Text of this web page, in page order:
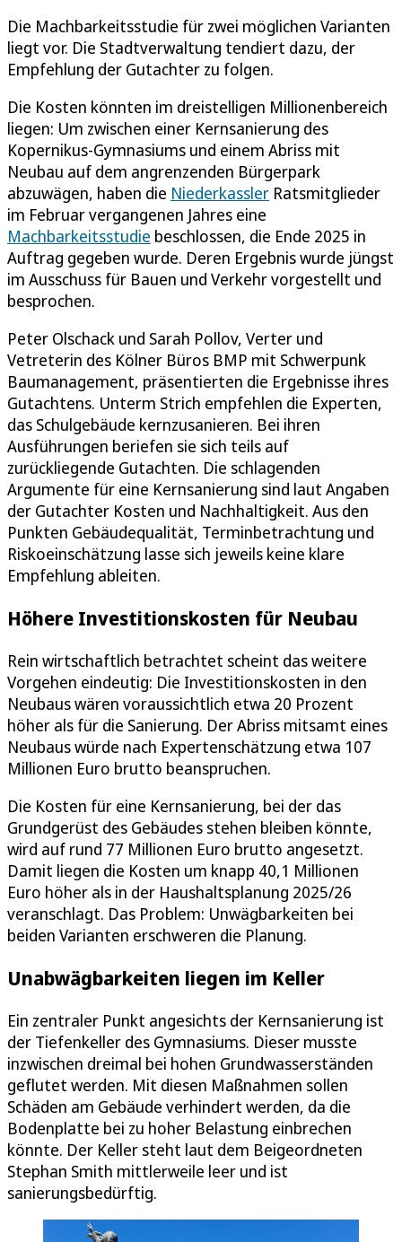
Die Machbarkeitsstudie für zwei möglichen Varianten
liegt vor. Die Stadtverwaltung tendiert dazu, der
Empfehlung der Gutachter zu folgen.
Die Kosten könnten im dreistelligen Millionenbereich
liegen: Um zwischen einer Kernsanierung des
Kopernikus-Gymnasiums und einem Abriss mit
Neubau auf dem angrenzenden Bürgerpark
abzuwägen, haben die Niederkassler Ratsmitglieder
im Februar vergangenen Jahres eine
Machbarkeitsstudie beschlossen, die Ende 2025 in
Auftrag gegeben wurde. Deren Ergebnis wurde jüngst
im Ausschuss für Bauen und Verkehr vorgestellt und
besprochen.
Peter Olschack und Sarah Pollov, Verter und
Vetreterin des Kölner Büros BMP mit Schwerpunk
Baumanagement, präsentierten die Ergebnisse ihres
Gutachtens. Unterm Strich empfehlen die Experten,
das Schulgebäude kernzusanieren. Bei ihren
Ausführungen beriefen sie sich teils auf
zurückliegende Gutachten. Die schlagenden
Argumente für eine Kernsanierung sind laut Angaben
der Gutachter Kosten und Nachhaltigkeit. Aus den
Punkten Gebäudequalität, Terminbetrachtung und
Riskoeinschätzung lasse sich jeweils keine klare
Empfehlung ableiten.
Höhere Investitionskosten für Neubau
Rein wirtschaftlich betrachtet scheint das weitere
Vorgehen eindeutig: Die Investitionskosten in den
Neubaus wären voraussichtlich etwa 20 Prozent
höher als für die Sanierung. Der Abriss mitsamt eines
Neubaus würde nach Expertenschätzung etwa 107
Millionen Euro brutto beanspruchen.
Die Kosten für eine Kernsanierung, bei der das
Grundgerüst des Gebäudes stehen bleiben könnte,
wird auf rund 77 Millionen Euro brutto angesetzt.
Damit liegen die Kosten um knapp 40,1 Millionen
Euro höher als in der Haushaltsplanung 2025/26
veranschlagt. Das Problem: Unwägbarkeiten bei
beiden Varianten erschweren die Planung.
Unabwägbarkeiten liegen im Keller
Ein zentraler Punkt angesichts der Kernsanierung ist
der Tiefenkeller des Gymnasiums. Dieser musste
inzwischen dreimal bei hohen Grundwasserständen
geflutet werden. Mit diesen Maßnahmen sollen
Schäden am Gebäude verhindert werden, da die
Bodenplatte bei zu hoher Belastung einbrechen
könnte. Der Keller steht laut dem Beigeordneten
Stephan Smith mittlerweile leer und ist
sanierungsbedürftig.